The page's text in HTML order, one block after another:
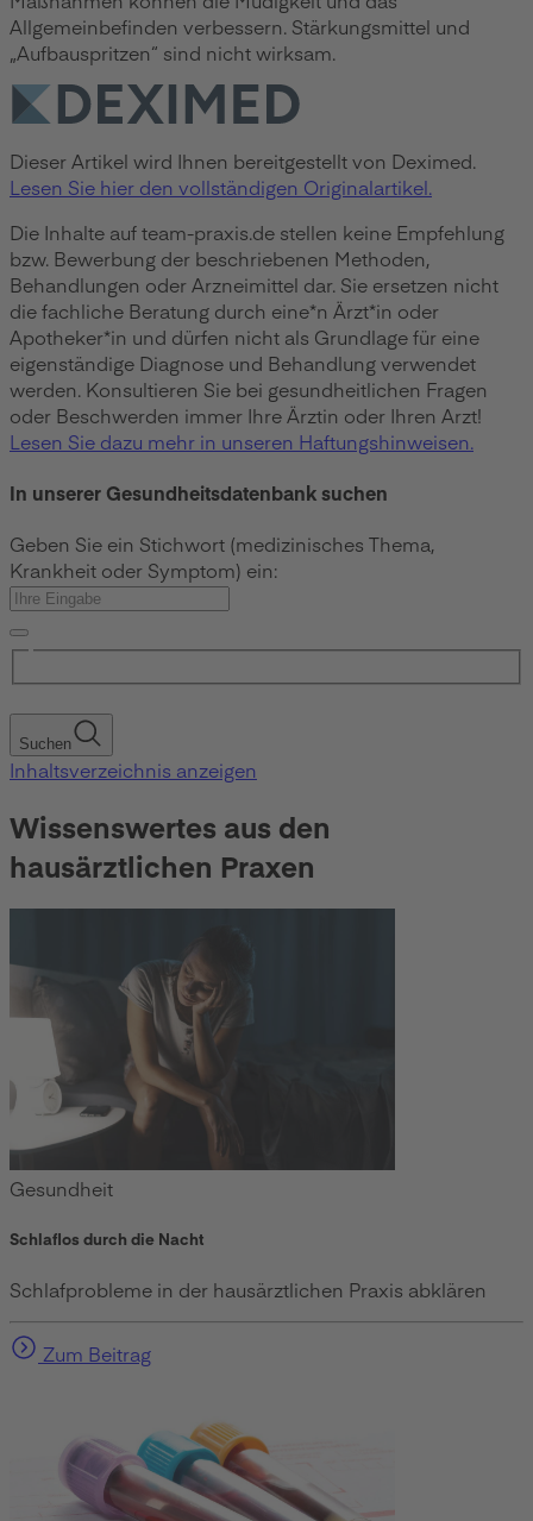
Allgemeinbefinden verbessern. Stärkungsmittel und
„Aufbauspritzen“ sind nicht wirksam.
Dieser Artikel wird Ihnen bereitgestellt von Deximed.
Lesen Sie hier den vollständigen Originalartikel.
Die Inhalte auf team-praxis.de stellen keine Empfehlung
bzw. Bewerbung der beschriebenen Methoden,
Behandlungen oder Arzneimittel dar. Sie ersetzen nicht
die fachliche Beratung durch eine*n Ärzt*in oder
Apotheker*in und dürfen nicht als Grundlage für eine
eigenständige Diagnose und Behandlung verwendet
werden. Konsultieren Sie bei gesundheitlichen Fragen
oder Beschwerden immer Ihre Ärztin oder Ihren Arzt!
Lesen Sie dazu mehr in unseren Haftungshinweisen.
In unserer Gesundheitsdatenbank suchen
Geben Sie ein Stichwort (medizinisches Thema,
Krankheit oder Symptom) ein:
Suchen
Inhaltsverzeichnis anzeigen
Wissenswertes aus den
hausärztlichen Praxen
Gesundheit
Schlaflos durch die Nacht
Schlafprobleme in der hausärztlichen Praxis abklären
Zum Beitrag